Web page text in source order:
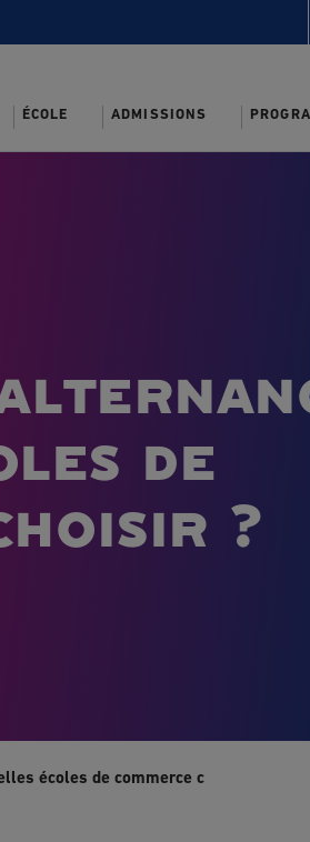
ÉCOLE ADMISSIONS
de
?
écoles de commerce choisir ?